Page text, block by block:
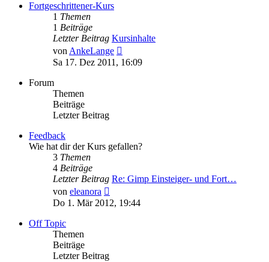
Fortgeschrittener-Kurs
1 Themen
1 Beiträge
Letzter Beitrag Kursinhalte
vonAnkeLange
Beitrag
Sa 17. Dez 2011, 16:09
Forum
Themen
Beiträge
Letzter Beitrag
Feedback
Wie hat dir der Kurs gefallen?
3 Themen
4 Beiträge
Letzter Beitrag Re: Gimp Einsteiger- und Fort…
von eleanora
Beitrag
Do 1. Mär 2012, 19:44
Off Topic
Themen
Beiträge
Letzter Beitrag